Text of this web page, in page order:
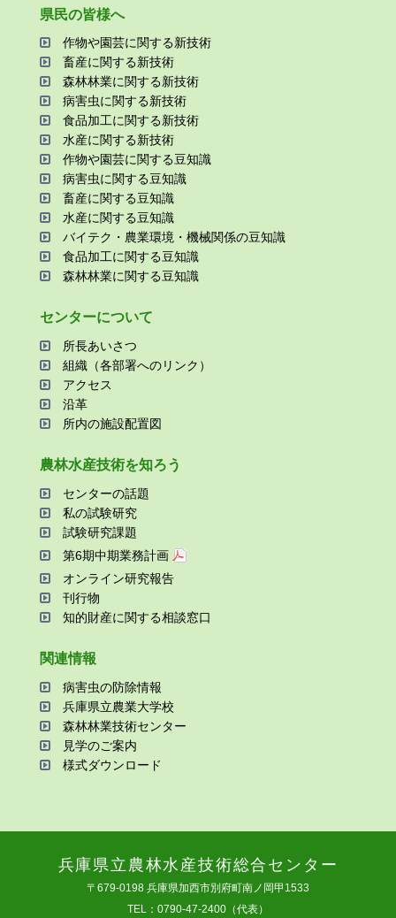
県⺠の皆様へ
作物や園芸に関する新技術
畜産に関する新技術
森林林業に関する新技術
病害⾍に関する新技術
⾷品加⼯に関する新技術
⽔産に関する新技術
作物や園芸に関する⾖知識
病害⾍に関する⾖知識
畜産に関する⾖知識
⽔産に関する⾖知識
バイテク・農業環境・機械関係の⾖知識
⾷品加⼯に関する⾖知識
森林林業に関する⾖知識
センターについて
所⻑あいさつ
組織（各部署へのリンク）
アクセス
沿⾰
所内の施設配置図
農林⽔産技術を知ろう
センターの話題
私の試験研究
試験研究課題
第6期中期業務計画
オンライン研究報告
刊⾏物
知的財産に関する相談窓⼝
関連情報
病害⾍の防除情報
兵庫県⽴農業⼤学校
森林林業技術センター
⾒学のご案内
様式ダウンロード
兵庫県⽴農林⽔産技術総合センター
〒679-0198 兵庫県加⻄市別府町南ノ岡甲1533
TEL：0790-47-2400（代表）